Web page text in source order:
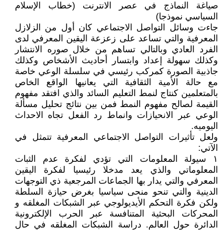
صياغة النماذج في عصر الانترنت (خطاب الإسلام
السياسي نموذجا)
جاءت وسائل التواصل الاجتماعي كان أول من الزلازل
المعرفية والتي تساعد على زعزعة اليقين المعرفي لدى
الفرد العادي وبالتالي تساهم من خلال صوره الانتشار
وكذلك سهولة إعداد وابتسار أحاديث الأشخاص وكذلك
جاذبية الصورة كمركب رئيسي في سلسلة الوعي خاصة
مع حالة الأمية الثقافية التي يعانيها الواقع الخاص
بالمتعلمين كنتاج لنمط التعليم السائد والذي افتقد مفهوم
القيمة لصالح مفهوم النمط فمن بين نتائج تحليل مسألة
الوعي عبر الانحيازات وانماط رد الفعل تجاه الاحداث
اليوميه.
ولعل تأثيرات التواصل الاجتماعي المعرفية تتمثل في
الآتي:
١ سيولة المعلومات التي تؤدي لفكرة عدم الثبات
المعلوماتي والذي يعد مدخلا رئيسيا لفكرة اليقين
المعرفي والتي يدار بها الجماعات المرجعية ذي التوجهات
الدينية والتي تنحو منحى سياسيا بغرض حيازة السلطة
ولكن فكرة التحكم الأيديولوجي عبر الشبكات المغلقه و
المحركات البحثية المتنافسة عبر الحرب الإلكترونية
الدائرة حول العالم. دراسة الشبكات المغلقه في حال